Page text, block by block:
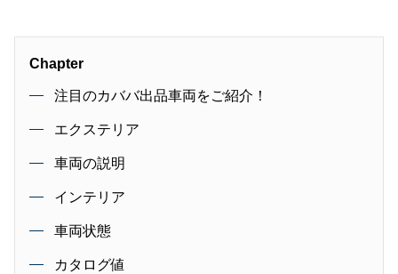
Chapter
注目のカババ出品車両をご紹介！
エクステリア
車両の説明
インテリア
車両状態
カタログ値